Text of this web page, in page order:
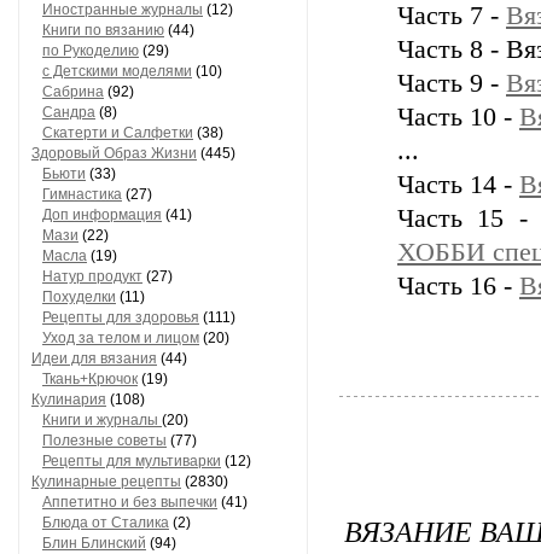
Иностранные журналы (12)
Книги по вязанию (44)
по Рукоделию (29)
с Детскими моделями (10)
Сабрина (92)
Сандра (8)
Скатерти и Салфетки (38)
Здоровый Образ Жизни (445)
Бьюти (33)
Гимнастика (27)
Доп информация (41)
Мази (22)
Масла (19)
Натур продукт (27)
Похуделки (11)
Рецепты для здоровья (111)
Уход за телом и лицом (20)
Идеи для вязания (44)
Ткань+Крючок (19)
Кулинария (108)
Книги и журналы (20)
Полезные советы (77)
Рецепты для мультиварки (12)
Кулинарные рецепты (2830)
Аппетитно и без выпечки (41)
Блюда от Сталика (2)
Блин Блинский (94)
Часть 7 -
Часть 8 -
Часть 9 -
Часть 10 -
...
Часть 14 -
Часть 15
ХОББИ
Часть 16 -
ВЯЗАНИЕ